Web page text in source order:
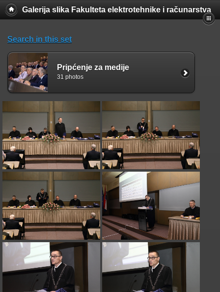
Galerija slika Fakulteta elektrotehnike i računarstva
Search in this set
Pripćenje za medije
31 photos